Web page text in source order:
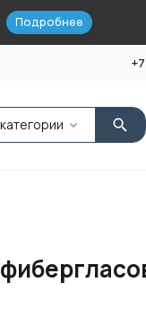
Подробнее